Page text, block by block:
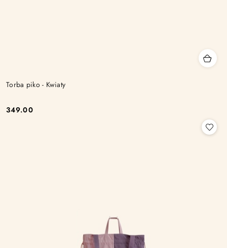
Torba piko - Kwiaty
Cena:
349.00